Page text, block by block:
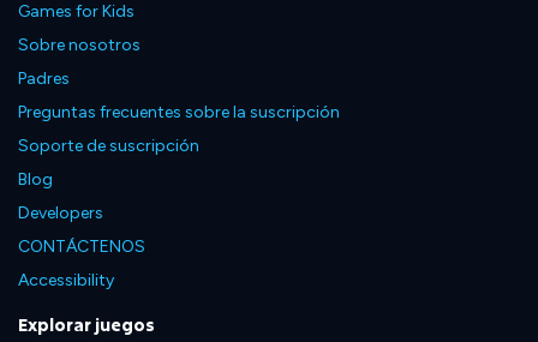
Games for Kids
Sobre nosotros
Padres
Preguntas frecuentes sobre la suscripción
Soporte de suscripción
Blog
Developers
CONTÁCTENOS
Accessibility
Explorar juegos